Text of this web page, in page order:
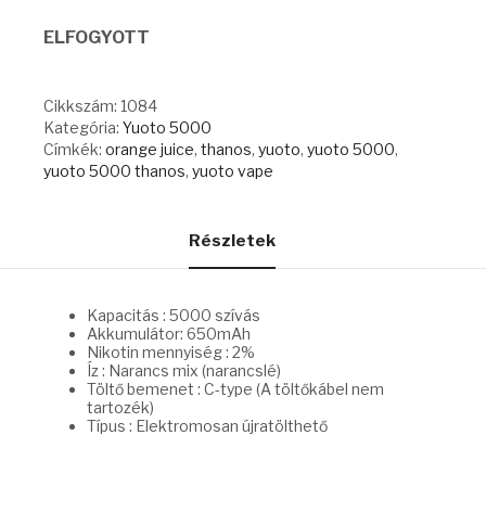
ELFOGYOTT
Cikkszám: 1084
Kategória: Yuoto 5000
Címkék: orange juice, thanos, yuoto, yuoto 5000,
yuoto 5000 thanos, yuoto vape
Részletek
Kapacitás : 5000 szívás
Akkumulátor: 650mAh
Nikotin mennyiség : 2%
Íz : Narancs mix (narancslé)
Töltő bemenet : C-type (A töltőkábel nem
tartozék)
Típus : Elektromosan újratölthető